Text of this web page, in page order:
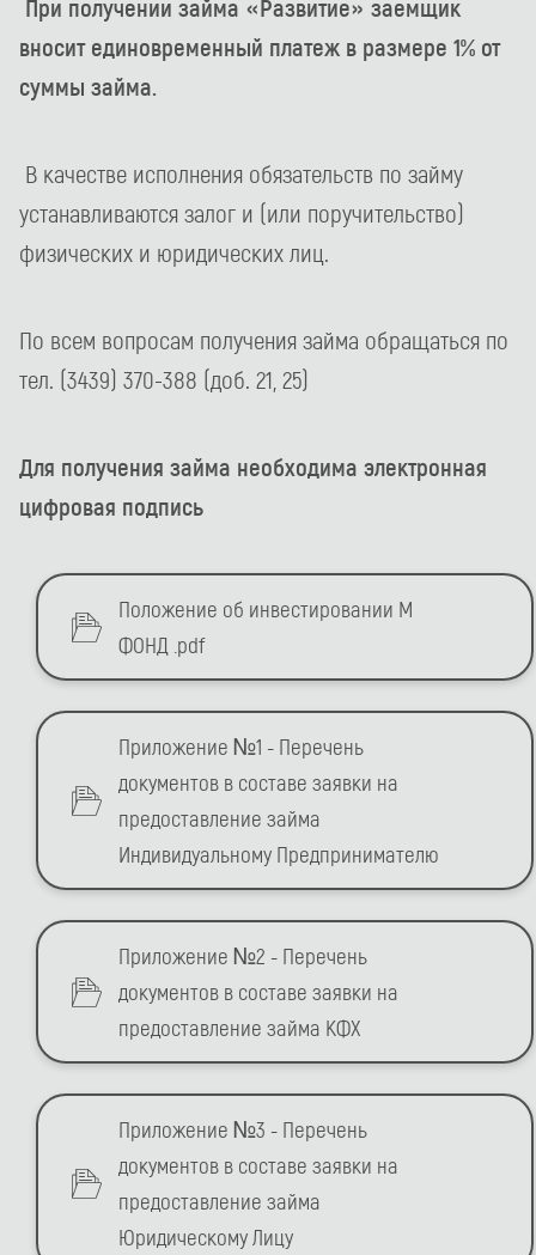
При получении займа «Развитие» заемщик
вносит единовременный платеж в размере 1% от
суммы займа.
В качестве исполнения обязательств по займу
устанавливаются залог и (или поручительство)
физических и юридических лиц.
По всем вопросам получения займа обращаться по
тел. (3439) 370-388 (доб. 21, 25)
Для получения займа необходима электронная
цифровая подпись
Положение об инвестировании М
ФОНД .pdf
Приложение №1 - Перечень
документов в составе заявки на
предоставление займа
Индивидуальному Предпринимателю
Приложение №2 - Перечень
документов в составе заявки на
предоставление займа КФХ
Приложение №3 - Перечень
документов в составе заявки на
предоставление займа
Юридическому Лицу